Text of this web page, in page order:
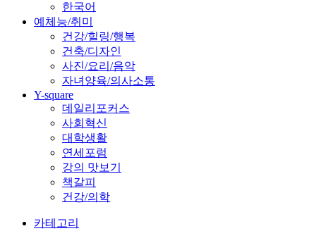
한국어
예체능/취미
건강/힐링/행복
건축/디자인
사진/요리/음악
자녀양육/의사소통
Y-square
데일리포커스
사회혁신
대학생활
연세포럼
강의 맛보기
책갈피
건강/의학
카테고리